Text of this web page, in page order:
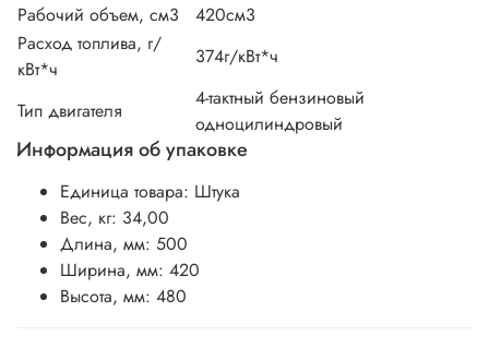
Рабочий объем, см3
420см3
Расход топлива, г/
кВт*ч
374г/кВт*ч
Тип двигателя
4-тактный бензиновый
одноцилиндровый
Информация об упаковке
Единица товара: Штука
Вес, кг: 34,00
Длина, мм: 500
Ширина, мм: 420
Высота, мм: 480